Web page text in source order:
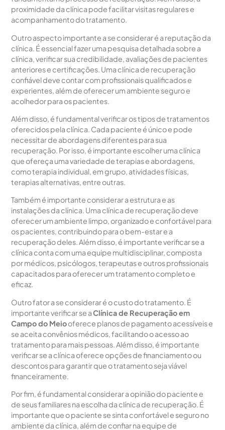
proximidade da clínica pode facilitar visitas regulares e
acompanhamento do tratamento.
Outro aspecto importante a se considerar é a reputação da
clínica. É essencial fazer uma pesquisa detalhada sobre a
clínica, verificar sua credibilidade, avaliações de pacientes
anteriores e certificações. Uma clínica de recuperação
confiável deve contar com profissionais qualificados e
experientes, além de oferecer um ambiente seguro e
acolhedor para os pacientes.
Além disso, é fundamental verificar os tipos de tratamentos
oferecidos pela clínica. Cada paciente é único e pode
necessitar de abordagens diferentes para sua
recuperação. Por isso, é importante escolher uma clínica
que ofereça uma variedade de terapias e abordagens,
como terapia individual, em grupo, atividades físicas,
terapias alternativas, entre outras.
Também é importante considerar a estrutura e as
instalações da clínica. Uma clínica de recuperação deve
oferecer um ambiente limpo, organizado e confortável para
os pacientes, contribuindo para o bem-estar e a
recuperação deles. Além disso, é importante verificar se a
clínica conta com uma equipe multidisciplinar, composta
por médicos, psicólogos, terapeutas e outros profissionais
capacitados para oferecer um tratamento completo e
eficaz.
Outro fator a se considerar é o custo do tratamento. É
importante verificar se aClínica de Recuperação em
Campo do Meiooferece planos de pagamento acessíveis e
se aceita convênios médicos, facilitando o acesso ao
tratamento para mais pessoas. Além disso, é importante
verificar se a clínica oferece opções de financiamento ou
descontos para garantir que o tratamento seja viável
financeiramente.
Por fim, é fundamental considerar a opinião do paciente e
de seus familiares na escolha da clínica de recuperação. É
importante que o paciente se sinta confortável e seguro no
ambiente da clínica, além de confiar na equipe de